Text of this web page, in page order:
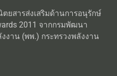
ยสารส่งเสริมด้านการอนุรักษ์
2011 จากกรมพัฒนา
าน (พพ.) กระทรวงพลังงาน